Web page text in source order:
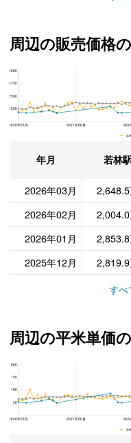
周辺の販売価格
シティプラザ若林、世田谷区と若林駅の周辺の販売価格の推移
2020年03月 2021年06月
5000
3750
2500
1250
若
年月 若林駅
2026年03月
2026年02月
2026年01月
2025年12月
すべ
周辺の平米単価
2020年03月 2021年06月
200
150
100
50
若